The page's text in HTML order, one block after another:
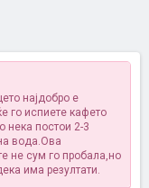
најдобро е
го испиете кафето
нека постои 2-3
вода.Ова
не сум го пробала,но
има резултати.